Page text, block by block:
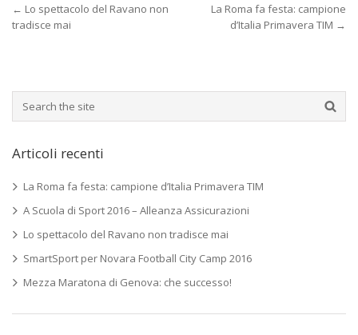
← Lo spettacolo del Ravano non
tradisce mai
La Roma fa festa: campione
d’Italia Primavera TIM →
Articoli recenti
La Roma fa festa: campione d’Italia Primavera TIM
A Scuola di Sport 2016 – Alleanza Assicurazioni
Lo spettacolo del Ravano non tradisce mai
SmartSport per Novara Football City Camp 2016
Mezza Maratona di Genova: che successo!